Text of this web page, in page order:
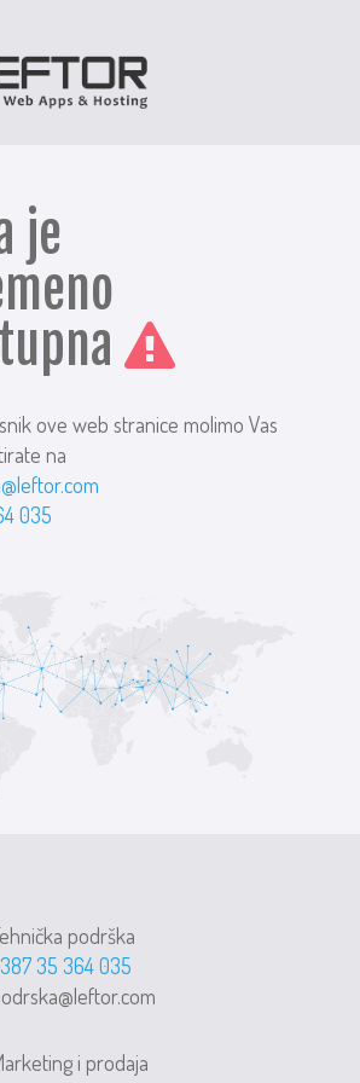
je
ove web stranice molimo Vas
na
035
podrška
35 364 035
i prodaja